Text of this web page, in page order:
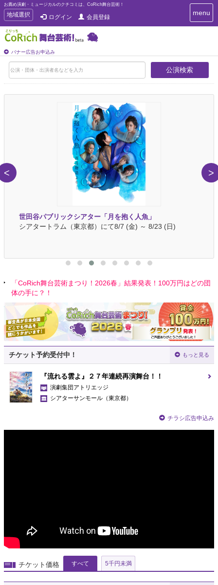
お薦め演劇・ミュージカルのクチコミは、CoRich舞台芸術！
T
o
g
g
e
n
地域選択 ログイン 会員登録
バナー広告お申込み
T
o
e
n
a
menu
公演検索
世田谷パブリックシアター「月を抱く人魚」
シアタートラム（東京都）にて8/7 (金) ～ 8/23 (日)
< >
「CoRich舞台芸術まつり！2026春」結果発表！100万円はどの団
体の手に？！
チケット予約受付中！ もっと見る
『流れる雲よ』２７年連続再演舞台！！
演劇集団アトリエッジ
シアターサンモール （東京都）
チラシ広告申込み
チケット価格 すべて 5千円未満